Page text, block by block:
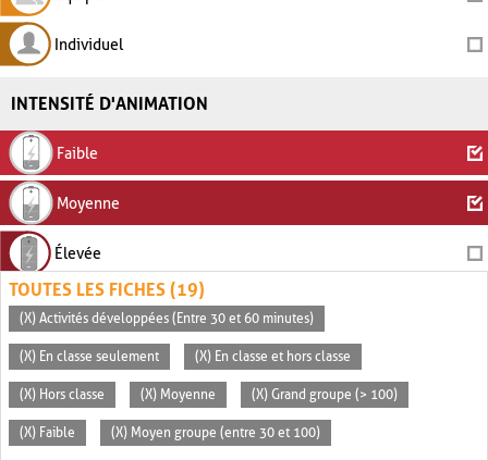
Individuel
INTENSITÉ D'ANIMATION
Faible
Moyenne
Élevée
TOUTES LES FICHES (19)
(X) Activités développées (Entre 30 et 60 minutes)
(X) En classe seulement (X) En classe et hors classe
(X) Hors classe (X) Moyenne (X) Grand groupe (> 100)
(X) Faible (X) Moyen groupe (entre 30 et 100)